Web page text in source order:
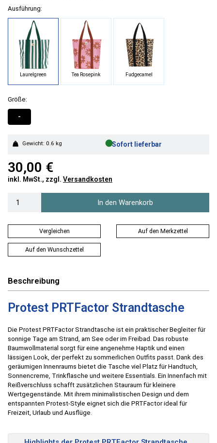
Ausführung:
Laurelgreen Tea Rosepink Fudgecamel
Größe:
-
Gewicht: 0.6 kg ●Sofort lieferbar
30,00 €
inkl. MwSt., zzgl. Versandkosten
In den Warenkorb
Vergleichen Auf den Merkzettel
Auf den Wunschzettel
Beschreibung
Protest PRTFactor Strandtasche
Die Protest PRTFactor Strandtasche ist ein praktischer Begleiter für
sonnige Tage am Strand, am See oder im Freibad. Das robuste
Baumwollmaterial sorgt für eine angenehme Haptik und einen
lässigen Look, der perfekt zu sommerlichen Outfits passt. Dank des
geräumigen Innenraums bietet die Tasche viel Platz für Handtuch,
Sonnencreme, Trinkflasche und weitere Essentials. Ein Innenfach mit
Reißverschluss schafft zusätzlichen Stauraum für kleinere
Wertgegenstände. Mit ihrem minimalistischen Design und dem
entspannten Protest-Style eignet sich die PRTFactor ideal für
Freizeit, Urlaub und Ausflüge.